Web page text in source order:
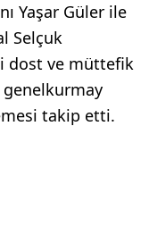
Yaşar Güler ile
Selçuk
dost ve müttefik
genelkurmay
takip etti.